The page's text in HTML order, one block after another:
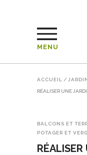
MENU
ACCUEIL /
RÉALISER UNE
BALCONS ET
POTAGER ET
RÉALISER